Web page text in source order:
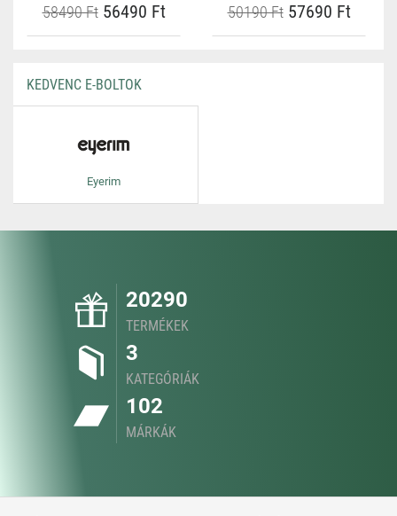
58490 Ft56490 Ft 50190 Ft57690 Ft
KEDVENC E-BOLTOK
Eyerim
20290
TERMÉKEK
3
KATEGÓRIÁK
102
MÁRKÁK